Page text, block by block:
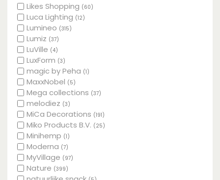
Likes Shopping (60)
Luca Lighting (12)
Lumineo (315)
Lumiz (37)
LuVille (4)
LuxForm (3)
magic by Peha (1)
MaxxNobel (5)
Mega collections (37)
melodiez (3)
MiCa Decorations (191)
Miko Products B.V. (25)
Minihemp (1)
Moderna (7)
MyVillage (97)
Nature (399)